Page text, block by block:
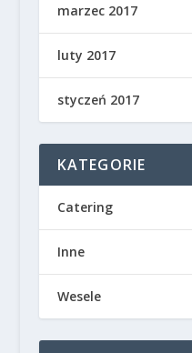
marzec 2017
luty 2017
styczeń 2017
KATEGORIE
Catering
Inne
Wesele